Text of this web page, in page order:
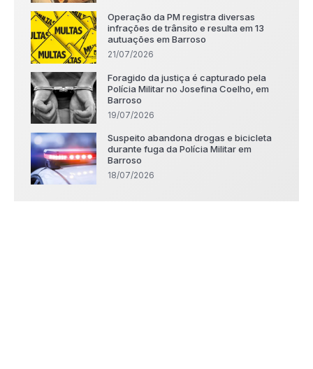
Operação da PM registra diversas
infrações de trânsito e resulta em 13
autuações em Barroso
21/07/2026
Foragido da justiça é capturado pela
Polícia Militar no Josefina Coelho, em
Barroso
19/07/2026
Suspeito abandona drogas e bicicleta
durante fuga da Polícia Militar em
Barroso
18/07/2026